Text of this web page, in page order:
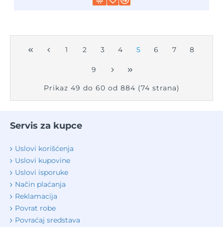
1 2 3 4 5 6 7 8
9
Prikaz 49 do 60 od 884 (74 strana)
Servis za kupce
Uslovi korišćenja
Uslovi kupovine
Uslovi isporuke
Način plaćanja
Reklamacija
Povrat robe
Povraćaj sredstava